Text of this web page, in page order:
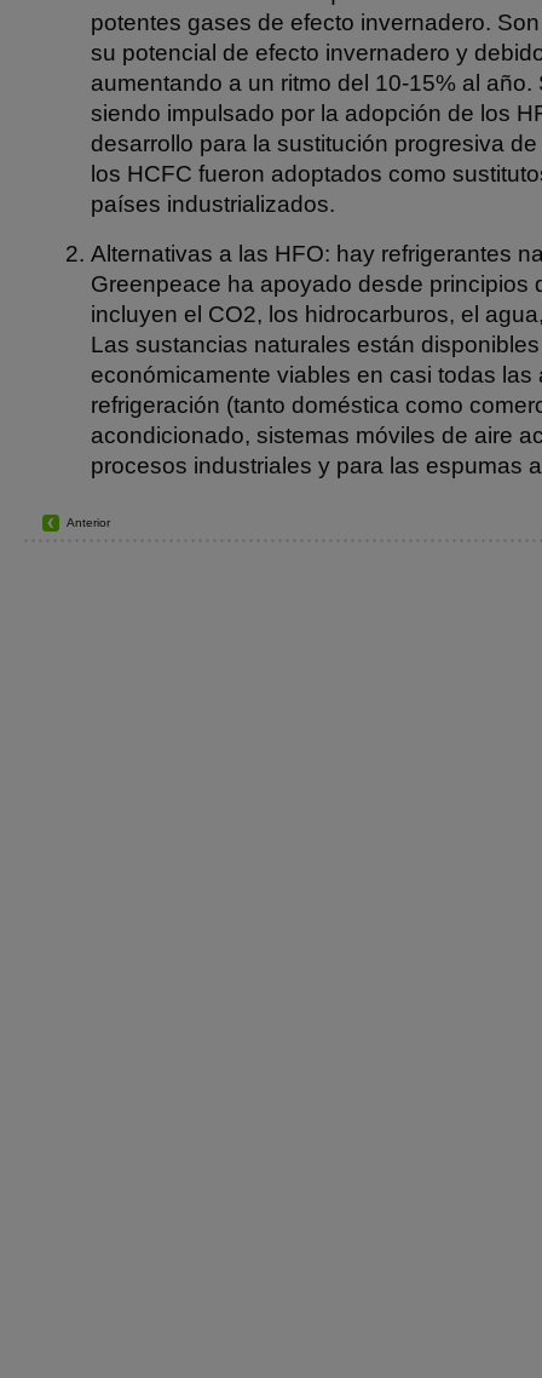
potentes gases de efecto invernadero.
su potencial de efecto invernadero y
aumentando a un ritmo del 10-15% al año.
siendo impulsado por la adopción de los
desarrollo para la sustitución progresiva
los HCFC fueron adoptados como
países industrializados.
Alternativas a las HFO: hay refrigerantes
Greenpeace ha apoyado desde principios
incluyen el CO2, los hidrocarburos, el
Las sustancias naturales están
económicamente viables en casi todas las
refrigeración (tanto doméstica como
acondicionado, sistemas móviles de aire
procesos industriales y para las espumas
Anterior